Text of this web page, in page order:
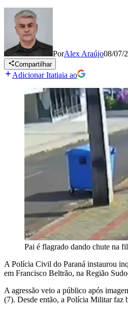
PorAlex Araújo08/07/
Compartilhar
Adicionar Itatiaia ao
Pai é flagrado dando chute na
A Polícia Civil do Paraná instaurou
em Francisco Beltrão, na Região
A agressão veio a público após
(7). Desde então, a Polícia Militar faz